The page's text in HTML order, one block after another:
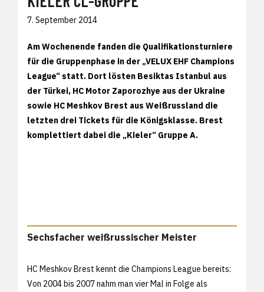
7. September 2014
Am Wochenende fanden die Qualifikationsturniere
für die Gruppenphase in der „VELUX EHF Champions
League“ statt. Dort lösten Besiktas Istanbul aus
der Türkei, HC Motor Zaporozhye aus der Ukraine
sowie HC Meshkov Brest aus Weißrussland die
letzten drei Tickets für die Königsklasse. Brest
komplettiert dabei die „Kieler“ Gruppe A.
Sechsfacher weißrussischer Meister
HC Meshkov Brest kennt die Champions League bereits:
Von 2004 bis 2007 nahm man vier Mal in Folge als